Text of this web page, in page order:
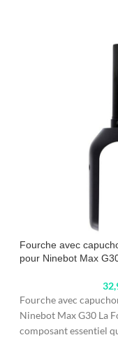
Fourche avec
pour Ninebot Max
Fourche avec
Ninebot Max G30 La
composant essentiel